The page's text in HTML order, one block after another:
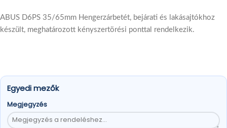
ABUS D6PS 35/65mm Hengerzárbetét, bejárati és lakásajtókhoz
készült, meghatározott kényszertörési ponttal rendelkezik.
Egyedi mezők
Megjegyzés